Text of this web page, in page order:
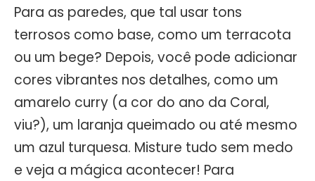
Para as paredes, que tal usar tons
terrosos como base, como um terracota
ou um bege? Depois, você pode adicionar
cores vibrantes nos detalhes, como um
amarelo curry (a cor do ano da Coral,
viu?), um laranja queimado ou até mesmo
um azul turquesa. Misture tudo sem medo
e veja a mágica acontecer! Para